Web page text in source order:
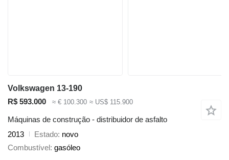
Volkswagen 13-190
R$ 593.000
≈ € 100.300 ≈ US$ 115.900
Máquinas de construção - distribuidor de asfalto
2013
Estado novo
Combustível gasóleo